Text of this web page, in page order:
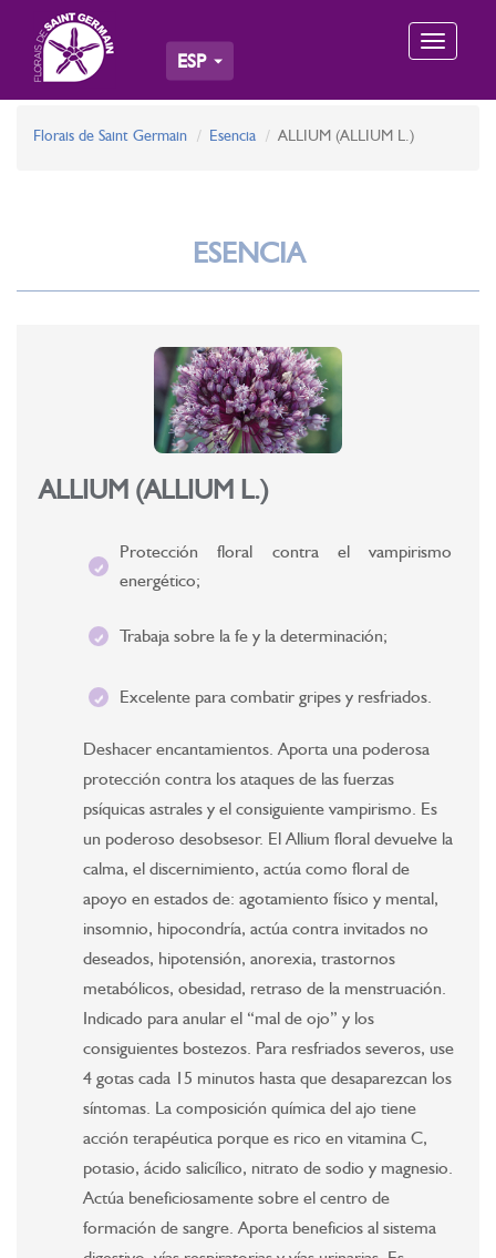
Toggle
ESP
Florais de Saint Germain Esencia ALLIUM (ALLIUM L.)
ESENCIA
ALLIUM (ALLIUM L.)
Protección floral contra el vampirismo
energético;
Trabaja sobre la fe y la determinación;
Excelente para combatir gripes y resfriados.
Deshacer encantamientos. Aporta una poderosa
protección contra los ataques de las fuerzas
psíquicas astrales y el consiguiente vampirismo. Es
un poderoso desobsesor. El Allium floral devuelve la
calma, el discernimiento, actúa como floral de
apoyo en estados de: agotamiento físico y mental,
insomnio, hipocondría, actúa contra invitados no
deseados, hipotensión, anorexia, trastornos
metabólicos, obesidad, retraso de la menstruación.
Indicado para anular el “mal de ojo” y los
consiguientes bostezos. Para resfriados severos, use
4 gotas cada 15 minutos hasta que desaparezcan los
síntomas. La composición química del ajo tiene
acción terapéutica porque es rico en vitamina C,
potasio, ácido salicílico, nitrato de sodio y magnesio.
Actúa beneficiosamente sobre el centro de
formación de sangre. Aporta beneficios al sistema